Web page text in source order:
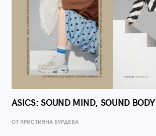
ASICS: SOUND MIND, SOUND BODY
ОТ КРИСТИЯНА БУРДЕВА